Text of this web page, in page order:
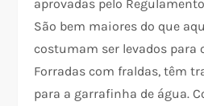
aprovadas pelo
São bem maiores do que
costumam ser levados para
Forradas com fraldas, têm
para a garrafinha de água.